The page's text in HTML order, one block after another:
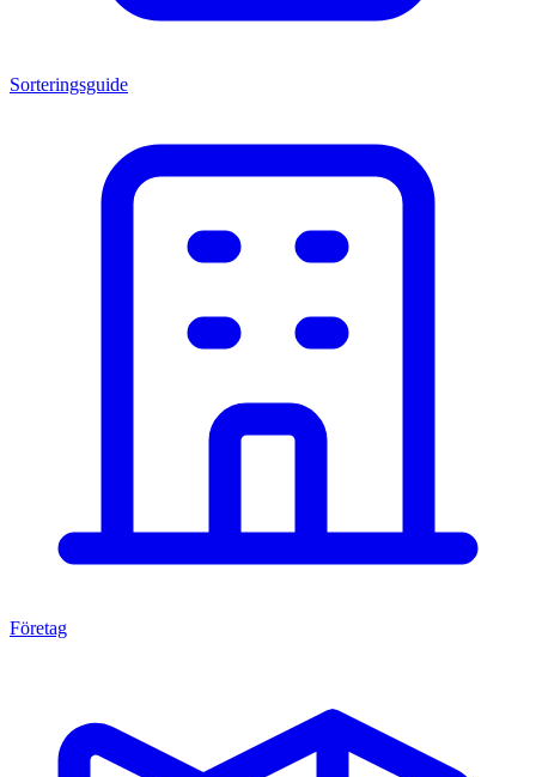
Sorteringsguide
Företag